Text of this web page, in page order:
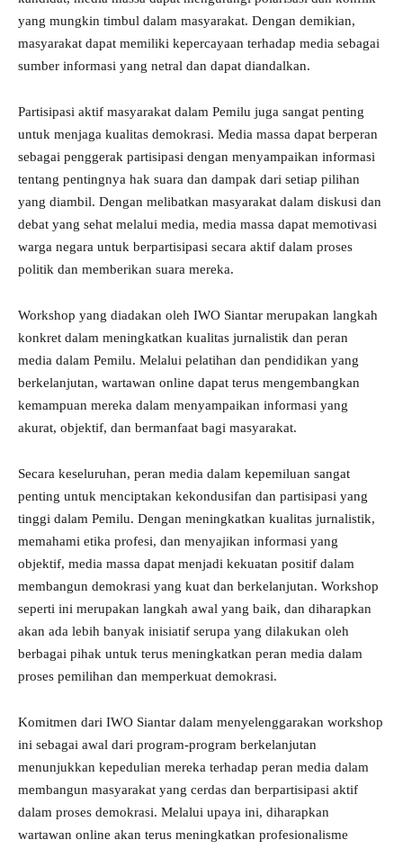
yang mungkin timbul dalam masyarakat. Dengan demikian,
masyarakat dapat memiliki kepercayaan terhadap media sebagai
sumber informasi yang netral dan dapat diandalkan.
Partisipasi aktif masyarakat dalam Pemilu juga sangat penting
untuk menjaga kualitas demokrasi. Media massa dapat berperan
sebagai penggerak partisipasi dengan menyampaikan informasi
tentang pentingnya hak suara dan dampak dari setiap pilihan
yang diambil. Dengan melibatkan masyarakat dalam diskusi dan
debat yang sehat melalui media, media massa dapat memotivasi
warga negara untuk berpartisipasi secara aktif dalam proses
politik dan memberikan suara mereka.
Workshop yang diadakan oleh IWO Siantar merupakan langkah
konkret dalam meningkatkan kualitas jurnalistik dan peran
media dalam Pemilu. Melalui pelatihan dan pendidikan yang
berkelanjutan, wartawan online dapat terus mengembangkan
kemampuan mereka dalam menyampaikan informasi yang
akurat, objektif, dan bermanfaat bagi masyarakat.
Secara keseluruhan, peran media dalam kepemiluan sangat
penting untuk menciptakan kekondusifan dan partisipasi yang
tinggi dalam Pemilu. Dengan meningkatkan kualitas jurnalistik,
memahami etika profesi, dan menyajikan informasi yang
objektif, media massa dapat menjadi kekuatan positif dalam
membangun demokrasi yang kuat dan berkelanjutan. Workshop
seperti ini merupakan langkah awal yang baik, dan diharapkan
akan ada lebih banyak inisiatif serupa yang dilakukan oleh
berbagai pihak untuk terus meningkatkan peran media dalam
proses pemilihan dan memperkuat demokrasi.
Komitmen dari IWO Siantar dalam menyelenggarakan workshop
ini sebagai awal dari program-program berkelanjutan
menunjukkan kepedulian mereka terhadap peran media dalam
membangun masyarakat yang cerdas dan berpartisipasi aktif
dalam proses demokrasi. Melalui upaya ini, diharapkan
wartawan online akan terus meningkatkan profesionalisme